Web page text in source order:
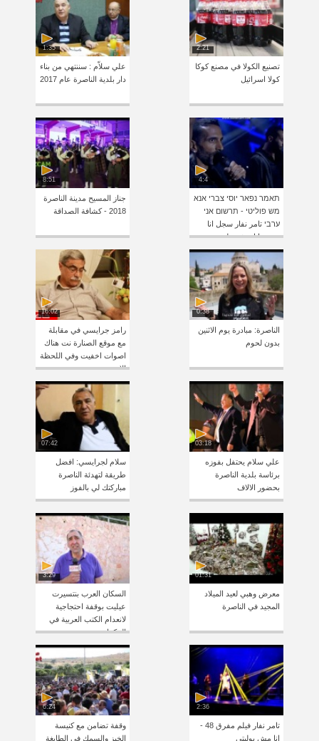
2:21
تصنيع الكولا في مصنع كوكا
كولا اسرائيل
1:35
علي سلاّم : سننتهي من بناء
دار بلدية الناصرة عام 2017
4:4
תאמר נפאר יוסי צברי אנא
מש פוליטי - תרשום אני
ערבי تامر نفار سجل انا
عربي انا مش بوليتي
8:51
جناز المسيح مدينة الناصرة
2018 - كشافة الصداقة
0:38
الناصرة: مبادرة يوم الاثنين
بدون لحوم
16:02
رامز جرايسي في مقابلة
مع موقع الصنارة نت هناك
اصوات اخفيت وفي اللحظة
الاخيرة
03:18
علي سلام يحتفل بفوزه
برئاسة بلدية الناصرة
بحضور الالاف
07:42
سلام لجرايسي: افضل
طريقة لتهدئة الناصرة
مباركتك لي بالفوز
01:31
معرض وهبي لعيد الميلاد
المجيد في الناصرة
3:29
السكان العرب بنتسيرت
عيليت بوقفة احتجاجية
لانعدام الكتب العربية في
المكتبات
2:36
تامر نفار فيلم مفرق 48 -
انا مش بوليتي
6:24
وقفة تضامن مع كنيسة
الخبز والسمك في الطابغة